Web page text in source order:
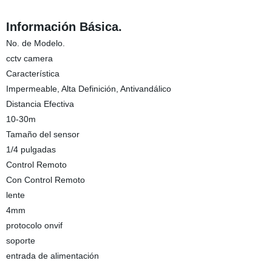
Información Básica.
No. de Modelo.
cctv camera
Característica
Impermeable, Alta Definición, Antivandálico
Distancia Efectiva
10-30m
Tamaño del sensor
1/4 pulgadas
Control Remoto
Con Control Remoto
lente
4mm
protocolo onvif
soporte
entrada de alimentación